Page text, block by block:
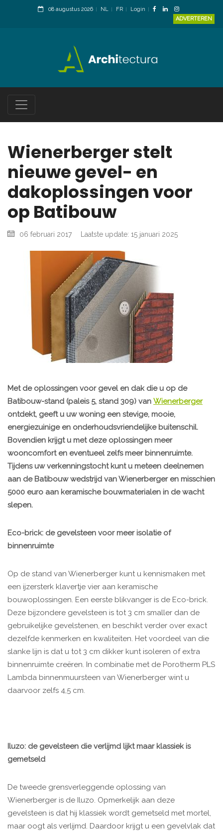
08 augustus 2026 NL FR
Login
ADVERTEREN
Wienerberger stelt
nieuwe gevel- en
dakoplossingen voor
op Batibouw
06 februari 2017 Laatste update: 15 januari 2025
Met de oplossingen voor gevel en dak die u op de
Batibouw-stand (paleis 5, stand 309) van Wienerberger
ontdekt, geeft u uw woning een stevige, mooie,
energiezuinige en onderhoudsvriendelijke buitenschil.
Bovendien krijgt u met deze oplossingen meer
wooncomfort en eventueel zelfs meer binnenruimte.
Tijdens uw verkenningstocht kunt u meteen deelnemen
aan de Batibouw wedstrijd van Wienerberger en misschien
5000 euro aan keramische bouwmaterialen in de wacht
slepen.
Eco-brick: de gevelsteen voor meer isolatie of
binnenruimte
Op de stand van Wienerberger kunt u kennismaken met
een ijzersterk klavertje vier aan keramische
bouwoplossingen. Een eerste blikvanger is de Eco-brick.
Deze bijzondere gevelsteen is tot 3 cm smaller dan de
gebruikelijke gevelstenen, en beschikt verder over exact
dezelfde kenmerken en kwaliteiten. Het voordeel van die
slanke lijn is dat u tot 3 cm dikker kunt isoleren of extra
binnenruimte creëren. In combinatie met de Porotherm PLS
Lambda binnenmuursteen van Wienerberger wint u
daarvoor zelfs 4,5 cm.
Iluzo: de gevelsteen die verlijmd lijkt maar klassiek is
gemetseld
De tweede grensverleggende oplossing van
Wienerberger is de Iluzo. Opmerkelijk aan deze
gevelsteen is dat hij klassiek wordt gemetseld met mortel,
maar oogt als verlijmd. Daardoor krijgt u een gevelvlak dat